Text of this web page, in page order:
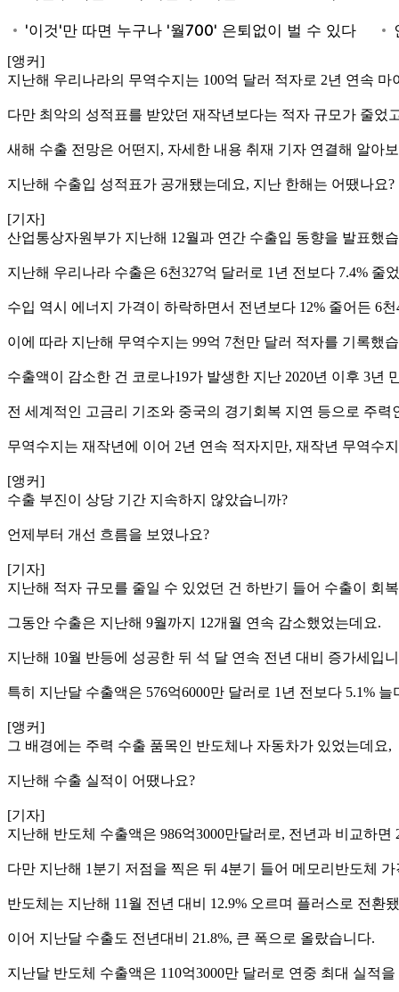
[앵커]
지난해 우리나라의 무역수지는 100억 달러 적자로 2년 연속
다만 최악의 성적표를 받았던 재작년보다는 적자 규모가 줄
새해 수출 전망은 어떤지, 자세한 내용 취재 기자 연결해 알아
지난해 수출입 성적표가 공개됐는데요, 지난 한해는 어땠나요?
[기자]
산업통상자원부가 지난해 12월과 연간 수출입 동향을 발표했
지난해 우리나라 수출은 6천327억 달러로 1년 전보다 7.4% 줄
수입 역시 에너지 가격이 하락하면서 전년보다 12% 줄어든 6
이에 따라 지난해 무역수지는 99억 7천만 달러 적자를 기록했
수출액이 감소한 건 코로나19가 발생한 지난 2020년 이후 3년
전 세계적인 고금리 기조와 중국의 경기회복 지연 등으로 주
무역수지는 재작년에 이어 2년 연속 적자지만, 재작년 무역수
[앵커]
수출 부진이 상당 기간 지속하지 않았습니까?
언제부터 개선 흐름을 보였나요?
[기자]
지난해 적자 규모를 줄일 수 있었던 건 하반기 들어 수출이 회
그동안 수출은 지난해 9월까지 12개월 연속 감소했었는데요.
지난해 10월 반등에 성공한 뒤 석 달 연속 전년 대비 증가세입
특히 지난달 수출액은 576억6000만 달러로 1년 전보다 5.1%
[앵커]
그 배경에는 주력 수출 품목인 반도체나 자동차가 있었는데요,
지난해 수출 실적이 어땠나요?
[기자]
지난해 반도체 수출액은 986억3000만달러로, 전년과 비교하면
다만 지난해 1분기 저점을 찍은 뒤 4분기 들어 메모리반도체
반도체는 지난해 11월 전년 대비 12.9% 오르며 플러스로 전환
이어 지난달 수출도 전년대비 21.8%, 큰 폭으로 올랐습니다.
지난달 반도체 수출액은 110억3000만 달러로 연중 최대 실적